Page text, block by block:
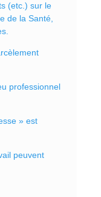
(etc.) sur le
de la Santé,
professionnel
» est
peuvent